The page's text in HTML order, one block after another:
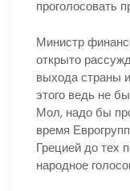
проголосовать
Министр
открыто
выхода страны
этого ведь не
Мол, надо бы
время
Грецией до тех
народное